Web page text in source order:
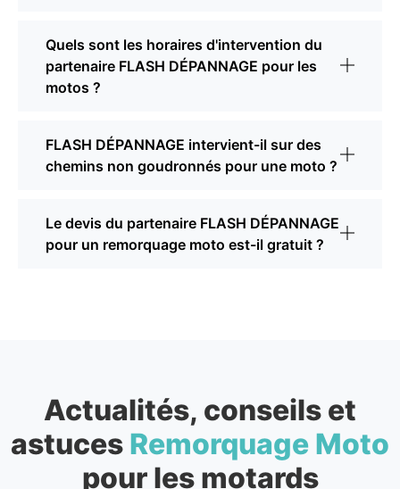
Quels sont les horaires d'intervention du
partenaire FLASH DÉPANNAGE pour les
motos ?
FLASH DÉPANNAGE intervient-il sur des
chemins non goudronnés pour une moto ?
Le devis du partenaire FLASH DÉPANNAGE
pour un remorquage moto est-il gratuit ?
Actualités, conseils et
astuces Remorquage Moto
pour les motards